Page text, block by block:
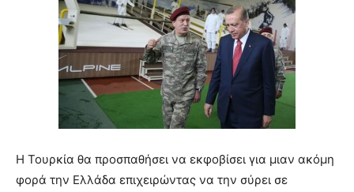
Η Τουρκία θα προσπαθήσει να εκφοβίσει για μιαν ακόμη
φορά την Ελλάδα επιχειρώντας να την σύρει σε